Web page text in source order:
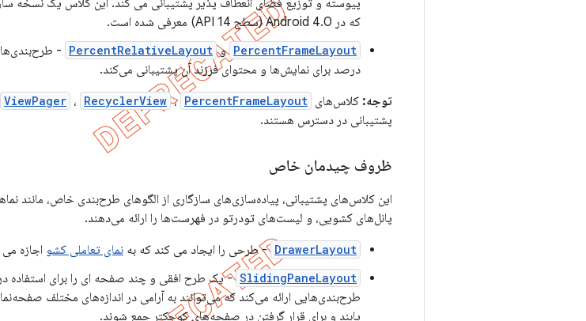
پیوسته و توزیع فضای انعطاف پذیر پشتیبانی می کند. این کلاس یک نسخه
که در Android 4.0 (سطح API 14) معرفی شده است.
PercentFrameLayout و PercentRelativeLayout
-
درصد برای نمایش‌ها و محتوای فرزند آن پشتیبانی می‌کند.
توجه: کلاس‌های ViewPager ، RecyclerView ، PercentFrameLayout
پشتیبانی در دسترس هستند.
ظروف چیدمان خاص
این کلاس‌های پشتیبانی، پیاده‌سازی‌های سازگاری از الگوهای طرح‌بندی خاص، مانند
پانل‌های کشویی، و لیست‌های تودرتو در فهرست‌ها را ارائه می‌دهند.
DrawerLayout - طرحی را ایجاد می کند که به نمای تعاملی کشو اجازه
SlidingPaneLayout - یک طرح افقی و چند صفحه ای را برای استفاده در
طرح‌بندی‌هایی ارائه می‌کند که می‌توانند به آرامی در اندازه‌های مختلف
یابند و برای قرار گرفتن در صفحه‌های کوچکتر جمع شوند.